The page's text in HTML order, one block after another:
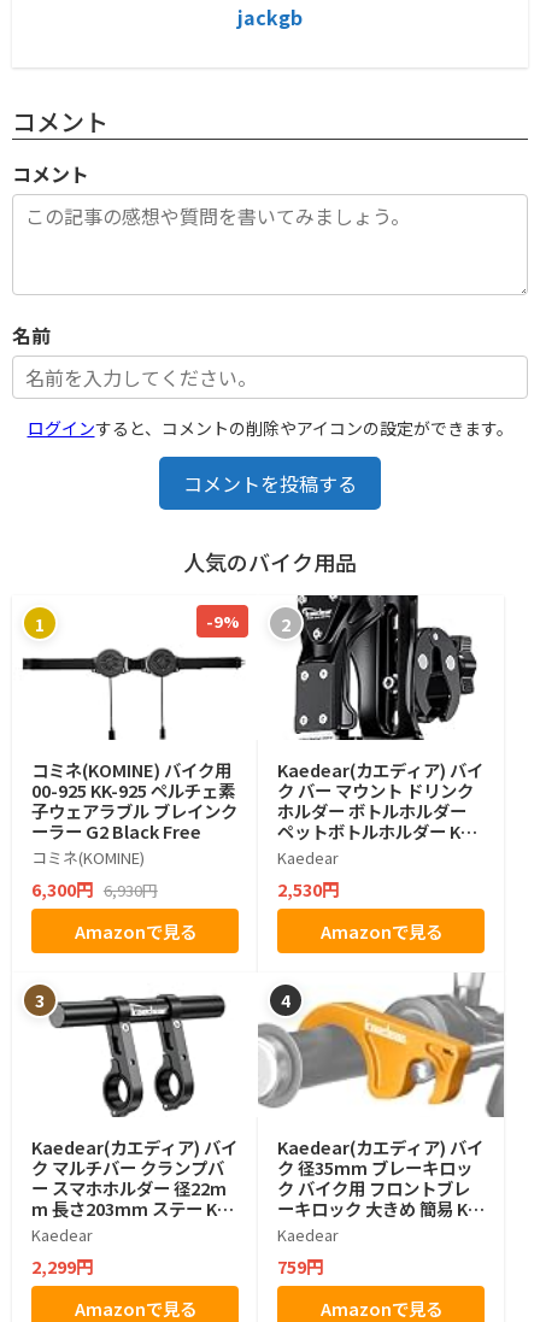
jackgb
コメント
コメント
名前
ログインすると、コメントの削除やアイコンの設定ができます。
コメントを投稿する
人気のバイク用品
1 -9%
コミネ(KOMINE) バイク用
00-925 KK-925 ペルチェ素
子ウェアラブル ブレインク
ーラー G2 Black Free
コミネ(KOMINE)
6,300円 6,930円
Amazonで見る
2
Kaedear(カエディア) バイ
ク バー マウント ドリンク
ホルダー ボトルホルダー
ペットボトルホルダー KDR
-M21-3 (ちょうネジ)
Kaedear
2,530円
Amazonで見る
3
Kaedear(カエディア) バイ
ク マルチバー クランプバ
ー スマホホルダー 径22m
m 長さ203mm ステー KD
R-H4W-BK (ブラック)
Kaedear
2,299円
Amazonで見る
4
Kaedear(カエディア) バイ
ク 径35mm ブレーキロッ
ク バイク用 フロントブレ
ーキロック 大きめ 簡易 KD
R-SST1 (イエロー)
Kaedear
759円
Amazonで見る